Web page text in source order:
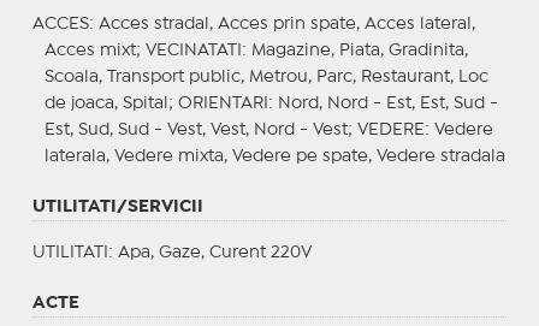
ACCES: Acces stradal, Acces prin spate, Acces lateral,
Acces mixt; VECINATATI : Magazine, Piata, Gradinita,
Scoala, Transport public, Metrou, Parc, Restaurant, Loc
de joaca, Spital; ORIENTARI : Nord, Nord - Est, Est, Sud -
Est, Sud, Sud - Vest, Vest, Nord - Vest; VEDERE : Vedere
laterala, Vedere mixta, Vedere pe spate, Vedere stradala
UTILITATI/SERVICII
UTILITATI : Apa, Gaze, Curent 220V
ACTE